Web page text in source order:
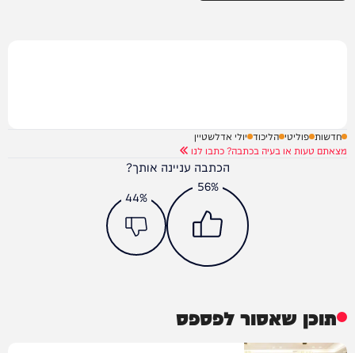
חדשות פוליטי הליכוד יולי אדלשטיין
מצאתם טעות או בעיה בכתבה? כתבו לנו
הכתבה עניינה אותך?
56%
44%
תוכן שאסור לפספס